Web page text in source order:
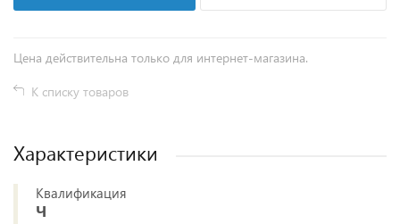
Цена действительна только для интернет-магазина.
К списку товаров
Характеристики
Квалификация
Ч